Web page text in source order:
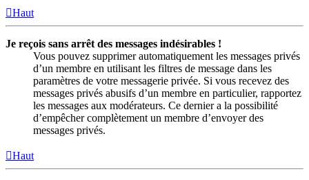
Haut
Je reçois sans arrêt des messages indésirables !
Vous pouvez supprimer automatiquement les messages privés
d’un membre en utilisant les filtres de message dans les
paramètres de votre messagerie privée. Si vous recevez des
messages privés abusifs d’un membre en particulier, rapportez
les messages aux modérateurs. Ce dernier a la possibilité
d’empêcher complètement un membre d’envoyer des
messages privés.
Haut